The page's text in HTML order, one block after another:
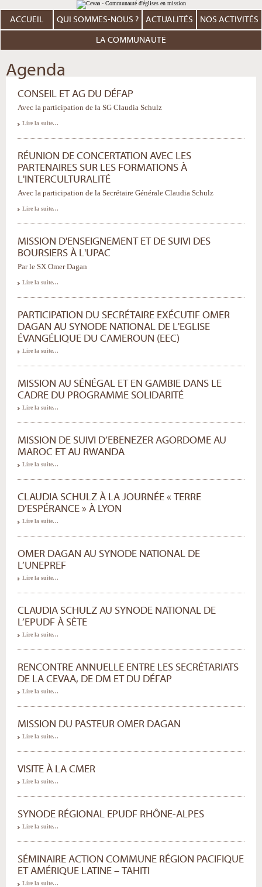
au
contenu.
Aller
personnels
ACCUEIL QUI SOMMES-NOUS ? ACTUALITÉS NOS ACTIVITÉS
LA COMMUNAUTÉ
Agenda
CONSEIL ET AG DU DÉFAP
Avec la participation de la SG Claudia Schulz
Lire la suite…
RÉUNION DE CONCERTATION AVEC LES
PARTENAIRES SUR LES FORMATIONS À
L'INTERCULTURALITÉ
Avec la participation de la Secrétaire Générale Claudia Schulz
Lire la suite…
MISSION D'ENSEIGNEMENT ET DE SUIVI DES
BOURSIERS À L'UPAC
Par le SX Omer Dagan
Lire la suite…
PARTICIPATION DU SECRÉTAIRE EXÉCUTIF OMER
DAGAN AU SYNODE NATIONAL DE L'EGLISE
ÉVANGÉLIQUE DU CAMEROUN (EEC)
Lire la suite…
MISSION AU SÉNÉGAL ET EN GAMBIE DANS LE
CADRE DU PROGRAMME SOLIDARITÉ
Lire la suite…
MISSION DE SUIVI D’EBENEZER AGORDOME AU
MAROC ET AU RWANDA
Lire la suite…
CLAUDIA SCHULZ À LA JOURNÉE « TERRE
D’ESPÉRANCE » À LYON
Lire la suite…
OMER DAGAN AU SYNODE NATIONAL DE
L’UNEPREF
Lire la suite…
CLAUDIA SCHULZ AU SYNODE NATIONAL DE
L’EPUDF À SÈTE
Lire la suite…
RENCONTRE ANNUELLE ENTRE LES SECRÉTARIATS
DE LA CEVAA, DE DM ET DU DÉFAP
Lire la suite…
MISSION DU PASTEUR OMER DAGAN
Lire la suite…
VISITE À LA CMER
Lire la suite…
SYNODE RÉGIONAL EPUDF RHÔNE-ALPES
Lire la suite…
SÉMINAIRE ACTION COMMUNE RÉGION PACIFIQUE
ET AMÉRIQUE LATINE – TAHITI
Lire la suite…